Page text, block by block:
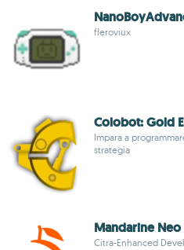
fleroviux
Colobot: Gold
Impara a
strategia
Mandarine Neo
Citra-Enhanced